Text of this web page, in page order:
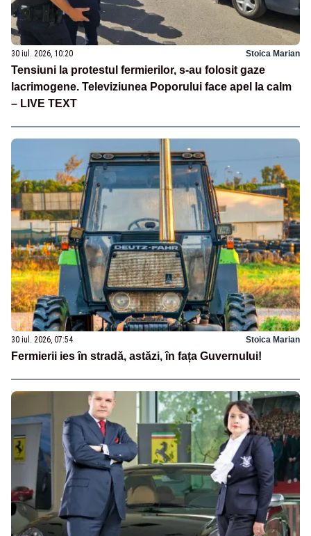
30 iul. 2026, 10:20 Stoica Marian
Tensiuni la protestul fermierilor, s-au folosit gaze
lacrimogene. Televiziunea Poporului face apel la calm
– LIVE TEXT
30 iul. 2026, 07:54 Stoica Marian
Fermierii ies în stradă, astăzi, în fața Guvernului!